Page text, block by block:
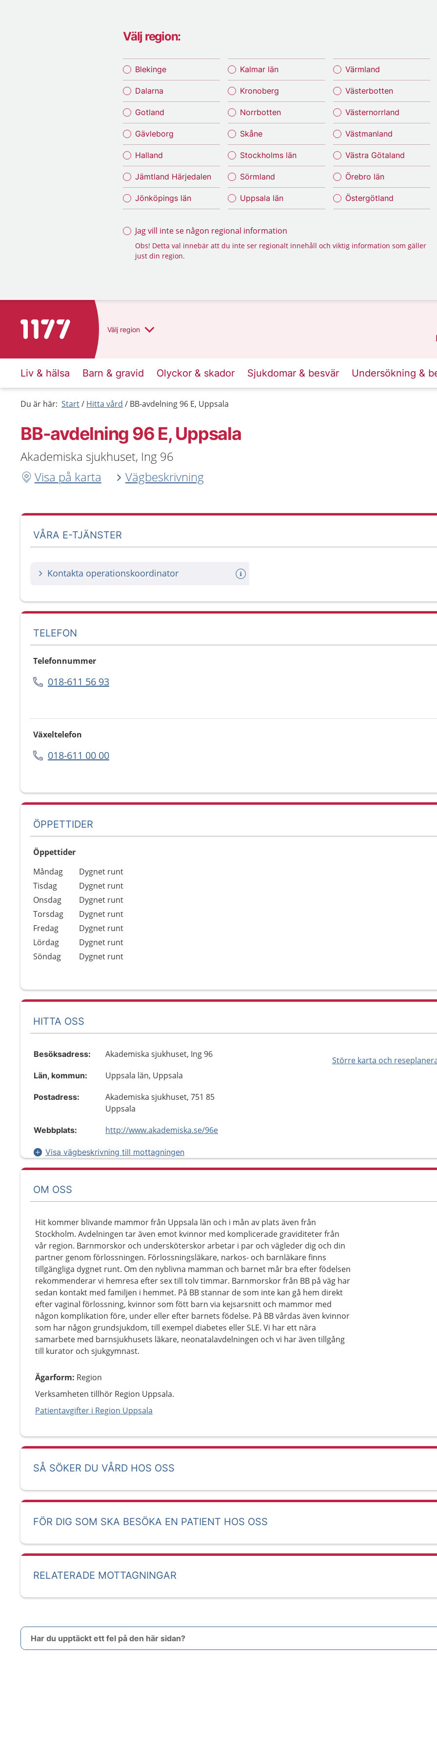
Välj region:
Blekinge
Dalarna
Gotland
Gävleborg
Halland
Jämtland Härjedalen
Jönköpings län
Kalmar län
Kronoberg
Norrbotten
Skåne
Stockholms län
Sörmland
Uppsala län
Värmland
Västerbotten
Västernorrland
Västmanland
Västra Götaland
Örebro län
Östergötland
Jag vill inte se någon regional information
Obs! Detta val innebär att du inte ser regionalt innehåll och viktig information som gäller
just din region.
Till startsidan för 1177 Välj region
Liv & hälsa Barn & gravid Olyckor & skador Sjukdomar & besvär Undersökning &
Du är här: Start Hitta vård BB-avdelning 96 E, Uppsala
BB-avdelning 96 E, Uppsala
Akademiska sjukhuset, Ing 96
Visa på karta
Vägbeskrivning
VÅRA E-TJÄNSTER
Kontakta operationskoordinator
TELEFON
Telefonnummer
018-611 56 93
Växeltelefon
018-611 00 00
ÖPPETTIDER
Öppettider
Dag
Öppettider
Kommentarer
Måndag
Dygnet runt
Tisdag
Dygnet runt
Onsdag
Dygnet runt
Torsdag
Dygnet runt
Fredag
Dygnet runt
Lördag
Dygnet runt
Söndag
Dygnet runt
HITTA OSS
Större karta och
Besöksadress: Akademiska sjukhuset, Ing 96
Län, kommun: Uppsala län, Uppsala
Postadress:
Akademiska sjukhuset, 751 85
Uppsala
Webbplats: http://www.akademiska.se/96e
Visa vägbeskrivning till mottagningen
OM OSS
Hit kommer blivande mammor från Uppsala län och i mån av plats även från
Stockholm. Avdelningen tar även emot kvinnor med komplicerade graviditeter från
vår region. Barnmorskor och undersköterskor arbetar i par och vägleder dig och din
partner genom förlossningen. Förlossningsläkare, narkos- och barnläkare finns
tillgängliga dygnet runt. Om den nyblivna mamman och barnet mår bra efter födelsen
rekommenderar vi hemresa efter sex till tolv timmar. Barnmorskor från BB på väg har
sedan kontakt med familjen i hemmet. På BB stannar de som inte kan gå hem direkt
efter vaginal förlossning, kvinnor som fött barn via kejsarsnitt och mammor med
någon komplikation före, under eller efter barnets födelse. På BB vårdas även kvinnor
som har någon grundsjukdom, till exempel diabetes eller SLE. Vi har ett nära
samarbete med barnsjukhusets läkare, neonatalavdelningen och vi har även tillgång
till kurator och sjukgymnast.
Ägarform: Region
Verksamheten tillhör Region Uppsala.
Patientavgifter i Region Uppsala
SÅ SÖKER DU VÅRD HOS OSS
FÖR DIG SOM SKA BESÖKA EN PATIENT HOS OSS
RELATERADE MOTTAGNINGAR
Har du upptäckt ett fel på den här sidan?